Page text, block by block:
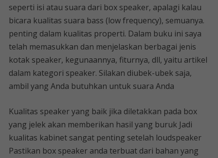
seperti isi atau suara dari box speaker, apalagi kalau
bicara kualitas suara bass (low frequency), semuanya.
penting dalam kualitas properti. Dalam buku ini saya
telah memasukkan dan menjelaskan berbagai jenis
kotak speaker, kegunaannya, fiturnya, dll, yaitu artikel
dalam kategori speaker. Silakan diubek-ubek saja,
ambil yang Anda butuhkan untuk suara Anda
Kualitas speaker yang baik jika diletakkan pada box
yang jelek akan memberikan hasil yang buruk Jadi
kualitas kabinet sangat penting setelah loudspeaker
Pastikan box speaker anda terbuat dari bahan yang